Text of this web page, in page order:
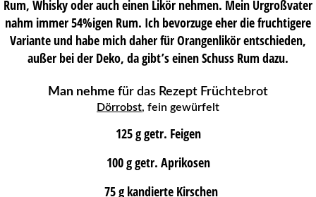
Rum, Whisky oder auch einen Likör nehmen. Mein Urgroßvater
nahm immer 54%igen Rum. Ich bevorzuge eher die fruchtigere
Variante und habe mich daher für Orangenlikör entschieden,
außer bei der Deko, da gibt’s einen Schuss Rum dazu.
Man nehme für das Rezept Früchtebrot
Dörrobst, fein gewürfelt
125 g getr. Feigen
100 g getr. Aprikosen
75 g kandierte Kirschen